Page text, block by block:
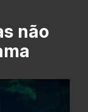
não